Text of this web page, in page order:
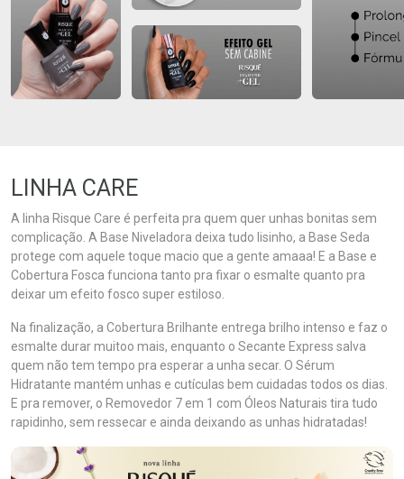
LINHA CARE
A linha Risque Care é perfeita pra quem quer unhas bonitas sem
complicação. A Base Niveladora deixa tudo lisinho, a Base Seda
protege com aquele toque macio que a gente amaaa! E a Base e
Cobertura Fosca funciona tanto pra fixar o esmalte quanto pra
deixar um efeito fosco super estiloso.
Na finalização, a Cobertura Brilhante entrega brilho intenso e faz o
esmalte durar muitoo mais, enquanto o Secante Express salva
quem não tem tempo pra esperar a unha secar. O Sérum
Hidratante mantém unhas e cutículas bem cuidadas todos os dias.
E pra remover, o Removedor 7 em 1 com Óleos Naturais tira tudo
rapidinho, sem ressecar e ainda deixando as unhas hidratadas!